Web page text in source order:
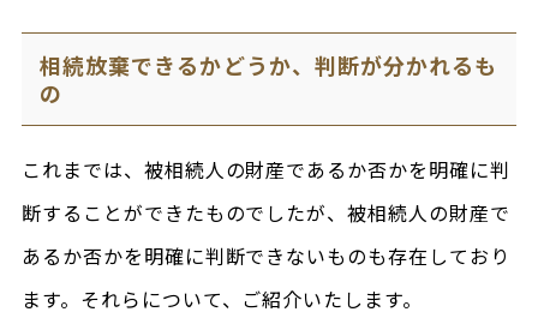
相続放棄できるかどうか、判断が分かれるも
の
これまでは、被相続人の財産であるか否かを明確に判
断することができたものでしたが、被相続人の財産で
あるか否かを明確に判断できないものも存在しており
ます。それらについて、ご紹介いたします。